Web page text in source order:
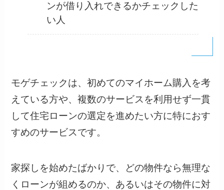
ンが借り入れできるかチェックした
い人
モゲチェックは、初めてのマイホーム購入を考
えている方や、複数のサービスを利用せず一貫
して住宅ローンの選定を進めたい方に特におす
すめのサービスです。
家探しを始めたばかりで、どの物件なら無理な
くローンが組めるのか、あるいはその物件に対